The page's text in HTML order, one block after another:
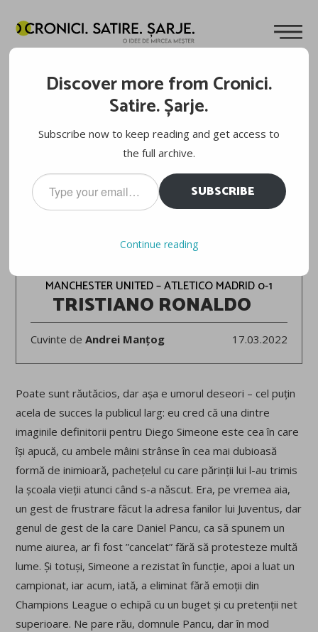
CHAMPIONS LEAGUE, FAZA PE FIRUL IERBII.
MANCHESTER UNITED – ATLETICO MADRID 0-1
TRISTIANO RONALDO
Cuvinte deAndrei Manțog 17.03.2022
Poate sunt răutăcios, dar așa e umorul deseori – cel puțin
acela de succes la publicul larg: eu cred că una dintre
imaginile definitorii pentru Diego Simeone este cea în care
își apucă, cu ambele mâini strânse în cea mai dubioasă
formă de inimioară, pachețelul cu care părinții lui l-au trimis
la școala vieții atunci când s-a născut. Era, pe vremea aia,
un gest de frustrare făcut la adresa fanilor lui Juventus, dar
genul de gest de la care Daniel Pancu, ca să spunem un
nume aiurea, ar fi fost ”cancelat” fără să protesteze multă
lume. Și totuși, Simeone a rezistat în funcție, apoi a luat un
campionat, iar acum, iată, a eliminat fără emoții din
Champions League o echipă cu un buget și cu pretenții net
superioare. Ne pare rău, domnule Pancu, dar în mod
Discover more from Cronici.
Satire. Șarje.
Subscribe now to keep reading and get access to
the full archive.
Type
your
email…
SUBSCRIBE
Continue reading